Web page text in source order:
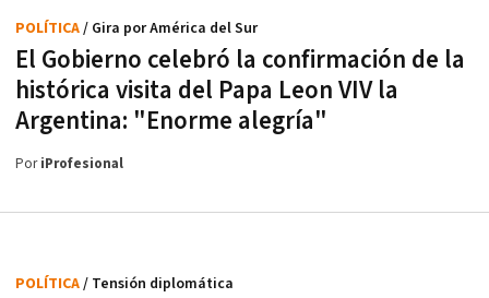
El Gobierno celebró la confirmación de la
histórica visita del Papa Leon VIV la
Argentina: "Enorme alegría"
POLÍTICA/ Gira por América del Sur
PoriProfesional
POLÍTICA/ Tensión diplomática